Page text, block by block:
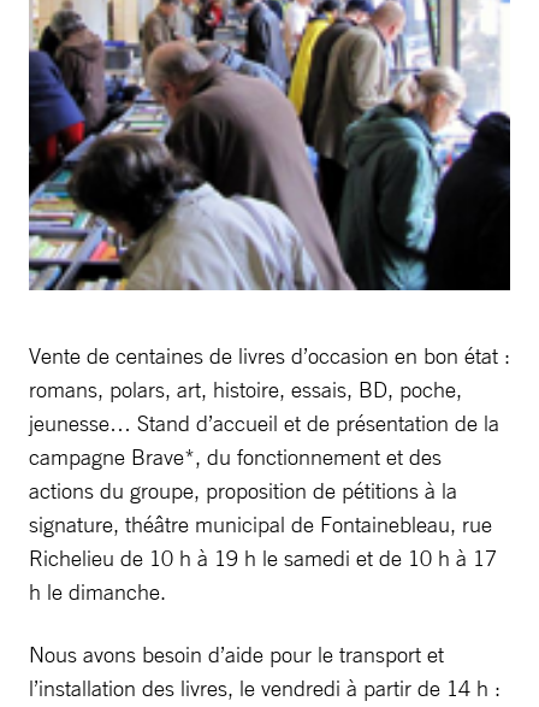
Vente de centaines de livres d’occasion en bon état :
romans, polars, art, histoire, essais, BD, poche,
jeunesse… Stand d’accueil et de présentation de la
campagne Brave*, du fonctionnement et des
actions du groupe, proposition de pétitions à la
signature, théâtre municipal de Fontainebleau, rue
Richelieu de 10 h à 19 h le samedi et de 10 h à 17
h le dimanche.
Nous avons besoin d’aide pour le transport et
l’installation des livres, le vendredi à partir de 14 h :